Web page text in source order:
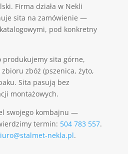
Firma działa w Nekli
sita na zamówienie —
pod konkretny
produkujemy sita górne,
zbóż (pszenica, żyto,
Sita pasują bez
montażowych.
swojego kombajnu —
termin: 504 783 557.
nekla.pl.